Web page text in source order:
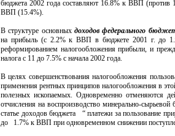
бюджета 2002 года составляют 16.8% к ВВП
ВВП (15.4%).
В структуре основных доходов федерального
на прибыль (с 2.2% к ВВП в бюджете 2001 г. до
реформированием налогообложения прибыли, и
налога с 11 до 7.5% с начала 2002 года.
В целях совершенствования налогообложения
применения рентных принципов налогообложения в
полезных ископаемых. Одновременно отменяются
отчисления на воспроизводство минерально-
статье доходов бюджета “ платежи за пользование
до 1.7% к ВВП при одновременном снижении